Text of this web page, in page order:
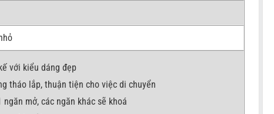
với kiểu dáng đẹp
tháo lắp, thuận tiện cho việc di chuyển
mở, các ngăn khác sẽ khoá